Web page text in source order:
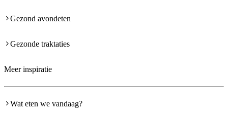
Gezond avondeten
Gezonde traktaties
Meer inspiratie
Wat eten we vandaag?